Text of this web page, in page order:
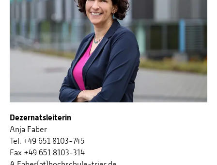
Dezernatsleiterin
Anja Faber
Tel. +49 651 8103-745
Fax +49 651 8103-314